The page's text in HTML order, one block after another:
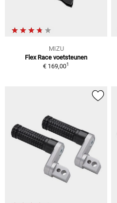
MIZU
Flex Race voetsteunen
€ 169,001